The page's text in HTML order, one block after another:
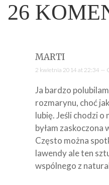
26
MARTI
2 kwietnia 2014 at 22:34 —
Ja bardzo
rozmarynu, choć
lubię. Jeśli chodzi
byłam zaskoczona
Często można
lawendy ale ten
wspólnego z